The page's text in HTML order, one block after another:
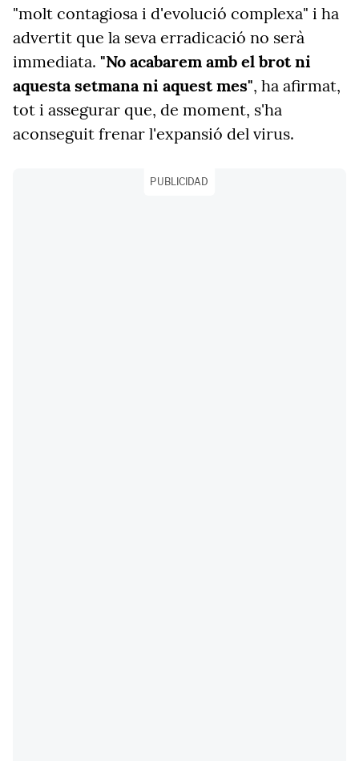
"molt contagiosa i d'evolució complexa" i ha
advertit que la seva erradicació no serà
immediata. "No acabarem amb el brot ni
aquesta setmana ni aquest mes", ha afirmat,
tot i assegurar que, de moment, s'ha
aconseguit frenar l'expansió del virus.
PUBLICIDAD